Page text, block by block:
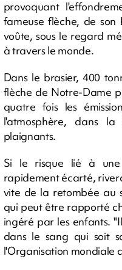
provoquant
fameuse flèche, de
voûte, sous le regard
à travers le monde.
Dans le brasier, 400
flèche de Notre-Dame
quatre fois les
l'atmosphère, dans
plaignants.
Si le risque lié à une
rapidement écarté,
vite de la retombée au
qui peut être rapporté
ingéré par les enfants.
dans le sang qui soit
l'Organisation mondiale